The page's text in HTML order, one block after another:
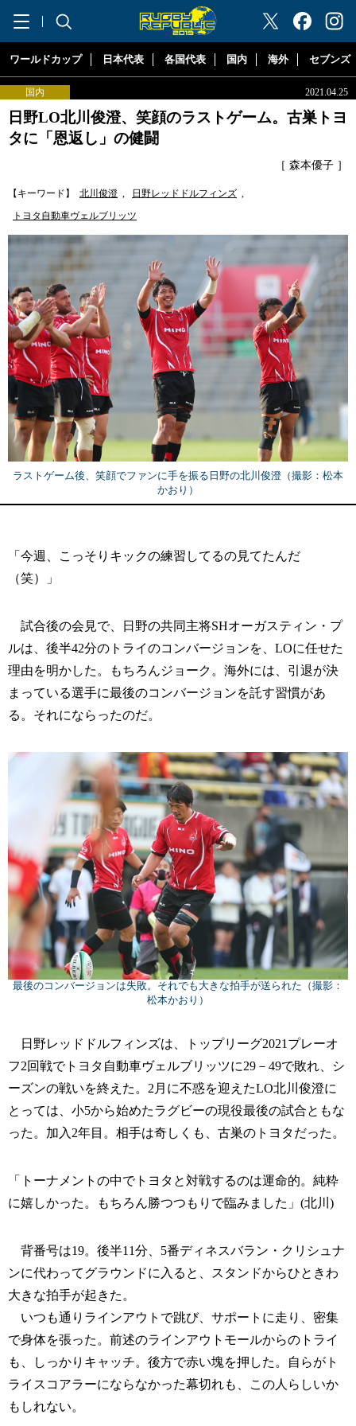
"ラグビーリパブリック"
ワールドカップ 日本代表 各国代表 国内 海外 セブンズ
国内 2021.04.25
日野LO北川俊澄、笑顔のラストゲーム。古巣トヨ
タに「恩返し」の健闘
［ 森本優子 ］
【キーワード】 北川俊澄 , 日野レッドドルフィンズ ,
トヨタ自動車ヴェルブリッツ
ラストゲーム後、笑顔でファンに手を振る日野の北川俊澄（撮影：松本
かおり）
「今週、こっそりキックの練習してるの見てたんだ
（笑）」
試合後の会見で、日野の共同主将SHオーガスティン・プ
ルは、後半42分のトライのコンバージョンを、LOに任せた
理由を明かした。もちろんジョーク。海外には、引退が決
まっている選手に最後のコンバージョンを託す習慣があ
る。それにならったのだ。
最後のコンバージョンは失敗。それでも大きな拍手が送られた（撮影：
松本かおり）
日野レッドドルフィンズは、トップリーグ2021プレーオ
フ2回戦でトヨタ自動車ヴェルブリッツに29－49で敗れ、シ
ーズンの戦いを終えた。2月に不惑を迎えたLO北川俊澄に
とっては、小5から始めたラグビーの現役最後の試合ともな
った。加入2年目。相手は奇しくも、古巣のトヨタだった。
「トーナメントの中でトヨタと対戦するのは運命的。純粋
に嬉しかった。もちろん勝つつもりで臨みました」(北川)
背番号は19。後半11分、5番ディネスバラン・クリシュナ
ンに代わってグラウンドに入ると、スタンドからひときわ
大きな拍手が起きた。
いつも通りラインアウトで跳び、サポートに走り、密集
で身体を張った。前述のラインアウトモールからのトライ
も、しっかりキャッチ。後方で赤い塊を押した。自らがト
ライスコアラーにならなかった幕切れも、この人らしいか
もしれない。